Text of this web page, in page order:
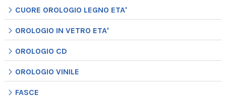
CUORE OROLOGIO LEGNO ETA'
OROLOGIO IN VETRO ETA'
OROLOGIO CD
OROLOGIO VINILE
FASCE